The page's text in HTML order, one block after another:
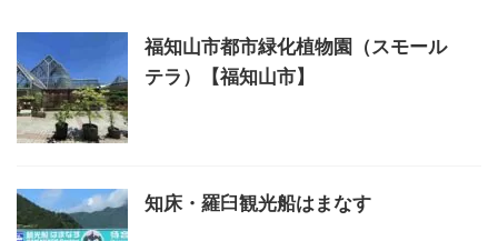
福知山市都市緑化植物園（スモール
テラ）【福知山市】
知床・羅臼観光船はまなす